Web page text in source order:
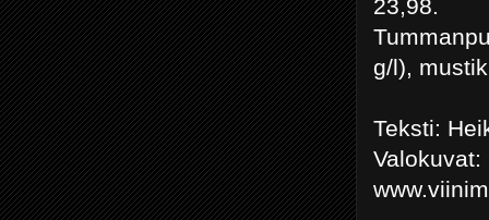
23,98.
g/l),
Teksti:
Valokuvat: